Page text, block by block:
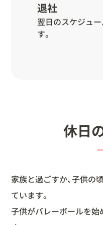
退社
翌日のスケジュ
す。
休日
家族と過ごすか、子供の
ています。
子供がバレーボールを